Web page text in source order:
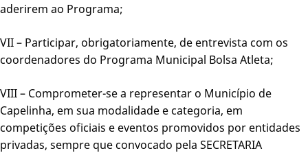
aderirem ao Programa;
VII – Participar, obrigatoriamente, de entrevista com os
coordenadores do Programa Municipal Bolsa Atleta;
VIII – Comprometer-se a representar o Município de
Capelinha, em sua modalidade e categoria, em
competições oficiais e eventos promovidos por entidades
privadas, sempre que convocado pela SECRETARIA